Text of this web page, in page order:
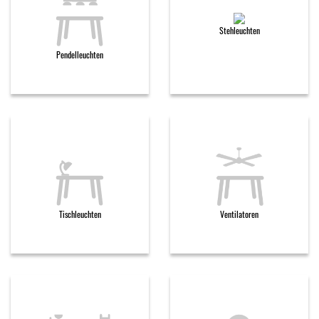
Pendelleuchten
Stehleuchten
Tischleuchten Ventilatoren